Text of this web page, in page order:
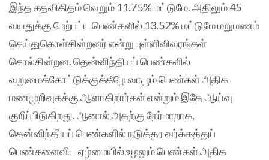
இந்த சதவிகிதம் வெறும் 11.75% மட்டுமே. அதிலும் 45
வயதுக்கு மேற்பட்ட பெண்களில் 13.52% மட்டுமே மறுமணம்
செய்துகொள்கின்றனர் என்று புள்ளிவிவரங்கள்
சொல்கின்றன. தென்னிந்தியப் பெண்களில்
வறுமைக்கோட்டுக்குக்கீழே வாழும் பெண்கள் அதிக
மணமுறிவுகக்கு ஆளாகிறார்கள் என்றும் இதே ஆய்வு
குறிப்பிடுகிறது. ஆனால் அதற்கு நேர்மாறாக,
தென்னிந்தியப் பெண்களில் நடுத்தர வர்க்கத்துப்
பெண்களைவிட ஏழ்மையில் உழலும் பெண்கள் அதிக